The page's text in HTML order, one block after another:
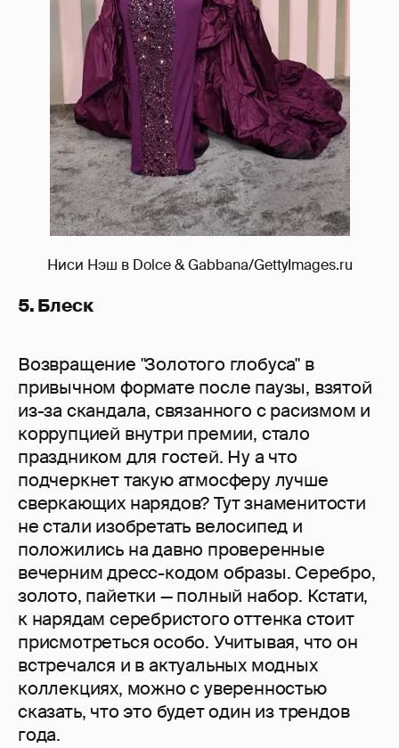
Ниси Нэш в Dolce & Gabbana/GettyImages.ru
5. Блеск
Возвращение "Золотого глобуса" в
привычном формате после паузы, взятой
из-за скандала, связанного с расизмом и
коррупцией внутри премии, стало
праздником для гостей. Ну а что
подчеркнет такую атмосферу лучше
сверкающих нарядов? Тут знаменитости
не стали изобретать велосипед и
положились на давно проверенные
вечерним дресс-кодом образы. Серебро,
золото, пайетки — полный набор. Кстати,
к нарядам серебристого оттенка стоит
присмотреться особо. Учитывая, что он
встречался и в актуальных модных
коллекциях, можно с уверенностью
сказать, что это будет один из трендов
года.